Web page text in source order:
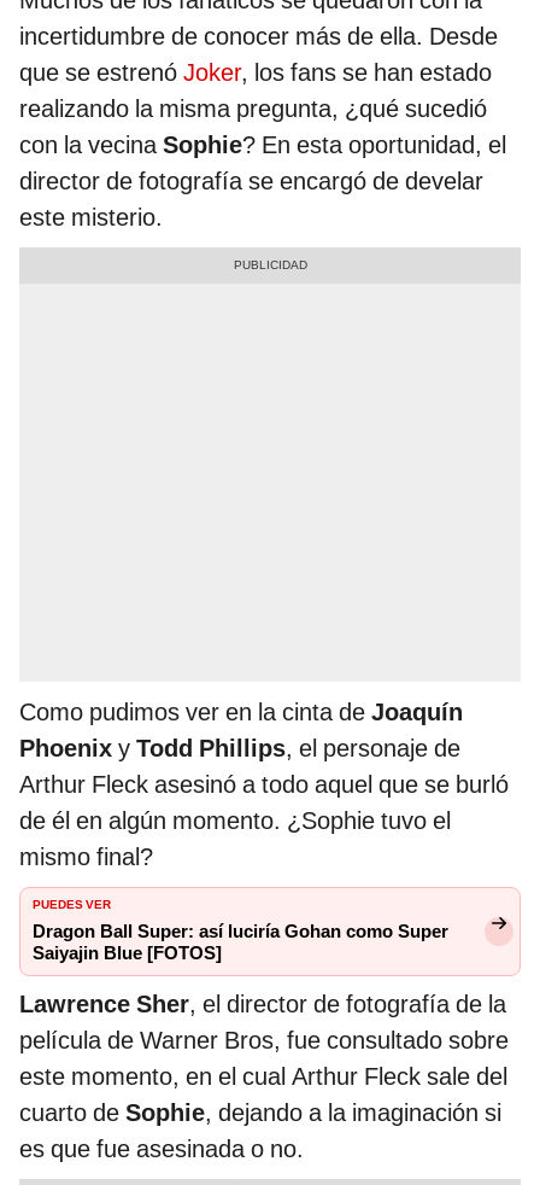
incertidumbre de conocer más de ella. Desde
que se estrenó Joker, los fans se han estado
realizando la misma pregunta, ¿qué sucedió
con la vecinaSophie? En esta oportunidad, el
director de fotografía se encargó de develar
este misterio.
Como pudimos ver en la cinta de Joaquín
Phoenix y Todd Phillips, el personaje de
Arthur Fleck asesinó a todo aquel que se burló
de él en algún momento. ¿Sophie tuvo el
mismo final?
PUEDES VER
Dragon Ball Super: así luciría Gohan como Super
Saiyajin Blue [FOTOS]
Lawrence Sher, el director de fotografía de la
película de Warner Bros, fue consultado sobre
este momento, en el cual Arthur Fleck sale del
cuarto de Sophie, dejando a la imaginación si
es que fue asesinada o no.